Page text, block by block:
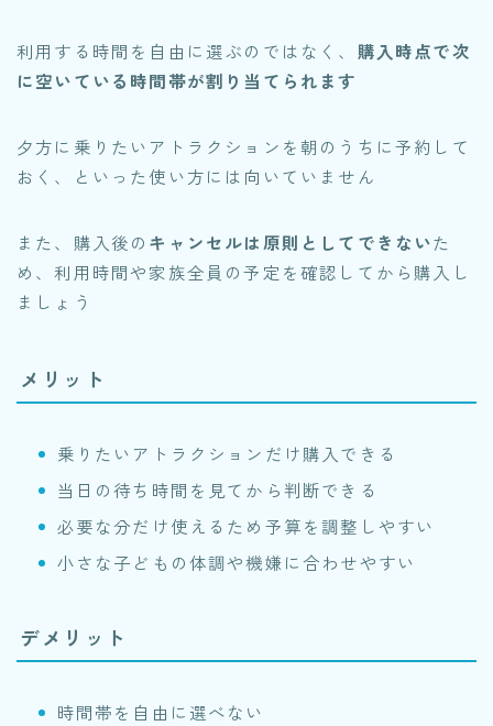
利用する時間を自由に選ぶのではなく、 購入時点で次
に空いている時間帯が割り当てられます
夕方に乗りたいアトラクションを朝のうちに予約して
おく、といった使い方には向いていません
また、購入後の キャンセルは原則としてできないた
め、利用時間や家族全員の予定を確認してから購入し
ましょう
メリット
乗りたいアトラクションだけ購入できる
当日の待ち時間を見てから判断できる
必要な分だけ使えるため予算を調整しやすい
小さな子どもの体調や機嫌に合わせやすい
デメリット
時間帯を自由に選べない